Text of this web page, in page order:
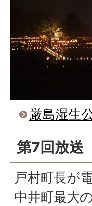
厳島湿生
第7回放送
戸村町長が
中井町最大